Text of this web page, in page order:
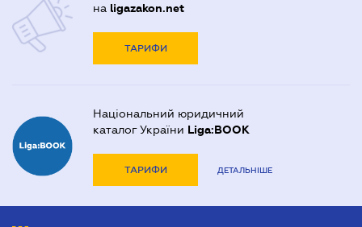
на ligazakon.net
ТАРИФИ
Національний юридичний
каталог України Liga:BOOK
ТАРИФИ ДЕТАЛЬНІШЕ